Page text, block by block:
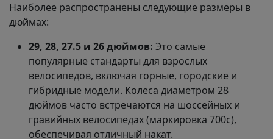
Наиболее распространены следующие размеры в
дюймах:
29, 28, 27.5 и 26 дюймов: Это самые
популярные стандарты для взрослых
велосипедов, включая горные, городские и
гибридные модели. Колеса диаметром 28
дюймов часто встречаются на шоссейных и
гравийных велосипедах (маркировка 700c),
обеспечивая отличный накат.